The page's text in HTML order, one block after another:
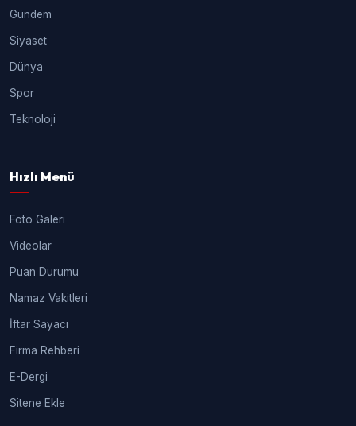
Gündem
Siyaset
Dünya
Spor
Teknoloji
Hızlı Menü
Foto Galeri
Videolar
Puan Durumu
Namaz Vakitleri
İftar Sayacı
Firma Rehberi
E-Dergi
Sitene Ekle